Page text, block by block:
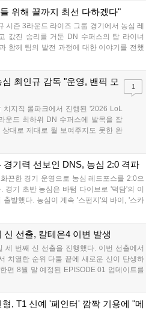
까지 사용 가능한 교환 코드 3종이 제
널을 통해 확인할 수 있다....
위해 끝까지 최선 다하겠다"
시즌 3라운드 라이즈 그룹 경기에서 농심 레
값진 승리를 거둔 DN 수퍼스의 탑 라이너
함께 팀의 발전 과정에 대한 이야기를 전했
대해 '두두'는 "진짜 오랜만에 거둔 2:0 승
최인규 감독 "운영, 밴픽 모
치지직 롤파크에서 진행된 '2026 LoL
운드 최하위 DN 수퍼스에 발목을 잡
대로 제대로 뭘 보여주지도 못한 완
심 레드포스 최인규 감독과 '리헨즈'
1
경기력 선보인 DNS, 농심 2:0 격파
끈한 경기 운영으로 농심 레드포스를 2:0으
경기 초반 농심은 바텀 다이브로 '덕담'의 이
출발했다. 농심이 계속 '스펀지'의 바이, '스카
초반부터 잡은 주도권을 계속 잘 굴렸다.
신 선출, 칼테온4 이변 발생
세 번째 신 선출을 진행했다. 이번 선출에서
치열한 순위 다툼 끝에 새로운 신이 탄생하
편 8월 말 예정된 EPISODE 01 업데이트를
예정이며, 이를 통해 추후 주신 및 절대신에
, T1 신예 '페인터' 깜짝 기용에 "메